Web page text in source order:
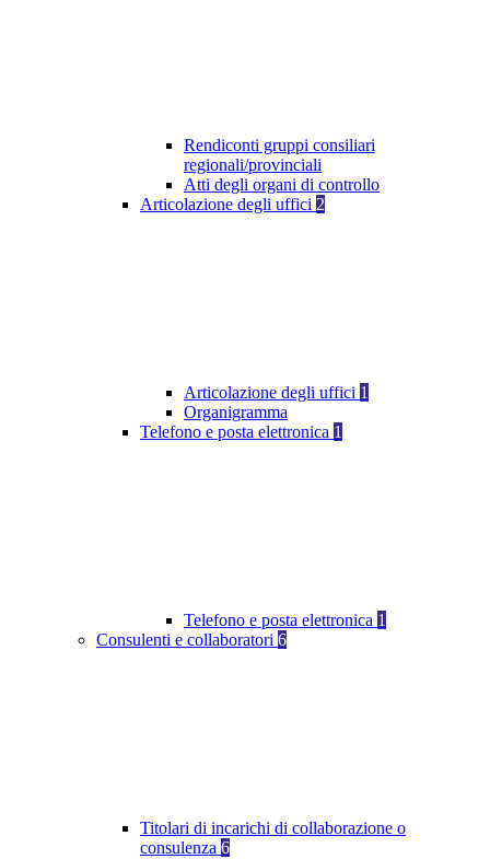
Rendiconti gruppi consiliari
regionali/provinciali
Atti degli organi di controllo
Articolazione degli uffici 2
Articolazione degli uffici 1
Organigramma
Telefono e posta elettronica 1
Telefono e posta elettronica 1
Consulenti e collaboratori 6
Titolari di incarichi di collaborazione o
consulenza 6